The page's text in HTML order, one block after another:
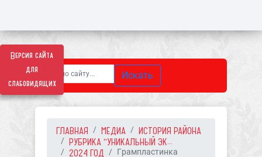
Версия сайта
для
слабовидящих
Искать
ГЛАВНАЯ МЕДИА
ИСТОРИЯ РАЙОНА
РУБРИКА "УНИКАЛЬНЫЙ ЭК...
2024 ГОД
Грампластинка